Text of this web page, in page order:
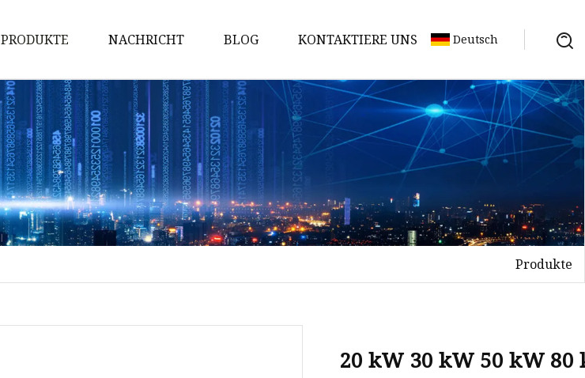
PRODUKTE
Pumpe
Motor
Generator
Maschinenbau
Gasgenerator
Dieselmotor
Schweißgenerator
NACHRICHT BLOG KONTAKTIERE UNS Deutsch
Produkte
20 kW 30 kW 50 kW